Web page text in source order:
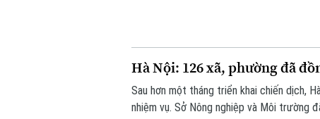
Hà Nội: 126 xã, phường đã
Sau hơn một tháng triển khai chiến dịch,
nhiệm vụ. Sở Nông nghiệp và Môi